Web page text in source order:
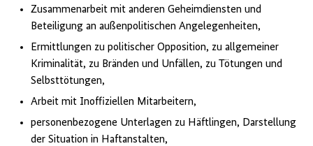
Zusammenarbeit mit anderen Geheimdiensten und
Beteiligung an außenpolitischen Angelegenheiten,
Ermittlungen zu politischer Opposition, zu allgemeiner
Kriminalität, zu Bränden und Unfällen, zu Tötungen und
Selbsttötungen,
Arbeit mit Inoffiziellen Mitarbeitern,
personenbezogene Unterlagen zu Häftlingen, Darstellung
der Situation in Haftanstalten,